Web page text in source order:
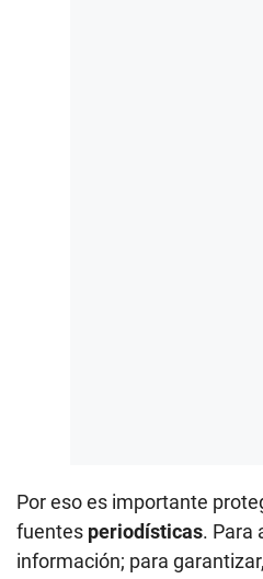
Por eso es importante
fuentes periodísticas. Para
información; para